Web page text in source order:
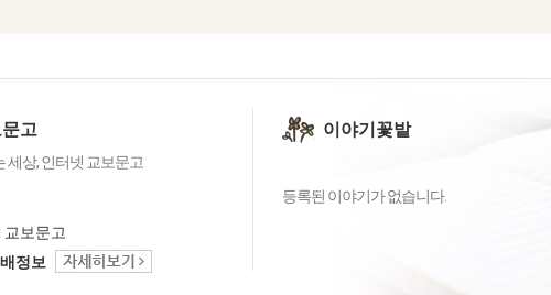
고
세상, 인터넷 교보문고
교보문고
정보
이야기꽃밭
등록된 이야기가 없습니다.